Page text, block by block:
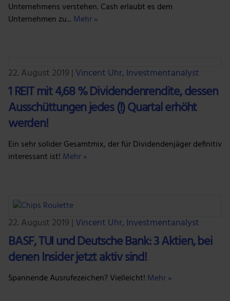
Unternehmens verstehen. Cash erlaubt es dem
Unternehmen zu... Mehr »
22. August 2019 | Vincent Uhr, Investmentanalyst
1 REIT mit 4,68 % Dividendenrendite, dessen
Ausschüttungen jedes (!) Quartal erhöht
werden!
Ein sehr solider Gesamtmix, der für Dividendenjäger definitiv
interessant ist! Mehr »
22. August 2019 | Vincent Uhr, Investmentanalyst
BASF, TUI und Deutsche Bank: 3 Aktien, bei
denen Insider jetzt aktiv sind!
Spannende Ausrufezeichen? Vielleicht! Mehr »